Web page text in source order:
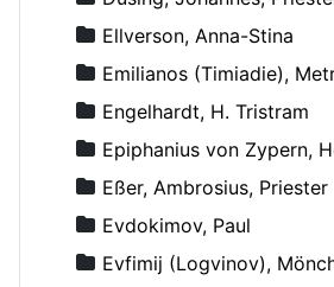
Ellverson, Anna-Stina
Emilianos (Timiadie),
Engelhardt, H. Tristram
Epiphanius von Zypern,
Eßer, Ambrosius, Priester
Evdokimov, Paul
Evfimij (Logvinov),